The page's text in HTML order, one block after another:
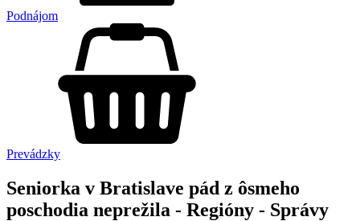
Podnájom
Prevádzky
Seniorka v Bratislave pád z ôsmeho
poschodia neprežila - Regióny - Správy